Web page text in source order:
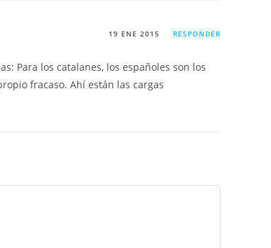
19 ENE 2015 RESPONDER
Para los catalanes, los españoles son los
fracaso. Ahí están las cargas